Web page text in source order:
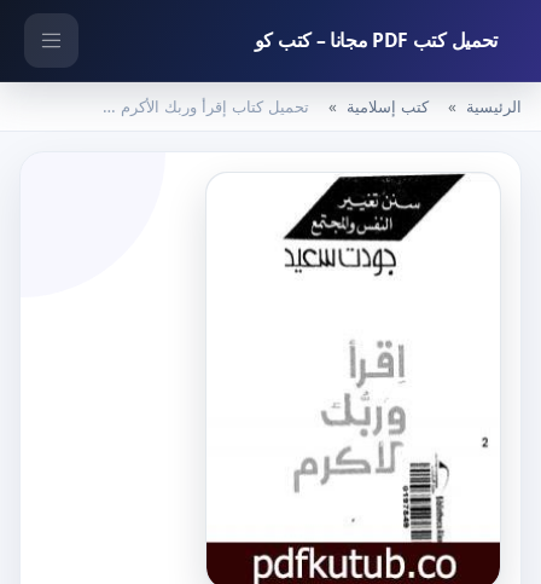
تحميل كتب PDF مجانا – كتب كو
الرئيسية كتب إسلامية تحميل كتاب إقرأ وربك الأكرم PDF تأليف جودت سعيد مجانا [كامل]